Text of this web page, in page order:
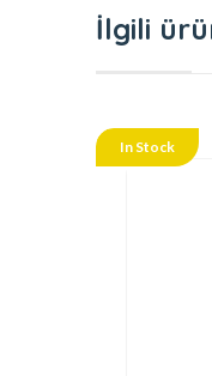
İlgili
In Stock